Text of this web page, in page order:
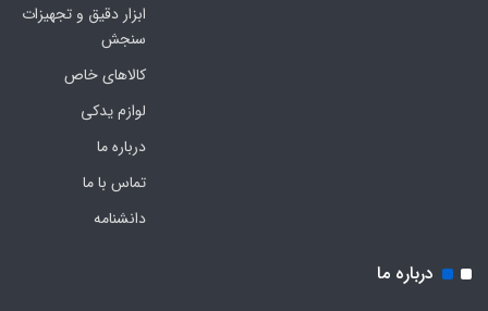
ابزار دقیق و تجهیزات
سنجش
کالاهای خاص
لوازم یدکی
درباره ما
تماس با ما
دانشنامه
درباره ما